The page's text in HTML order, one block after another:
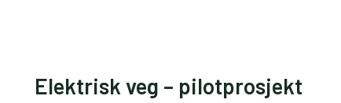
Elektrisk veg – pilotprosjekt